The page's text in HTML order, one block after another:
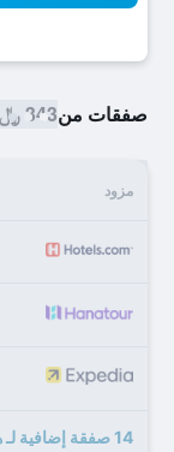
صفقات من343 ﷼
مزود
14 صفقة إضافية لـ هوتل ليندلاينسمول